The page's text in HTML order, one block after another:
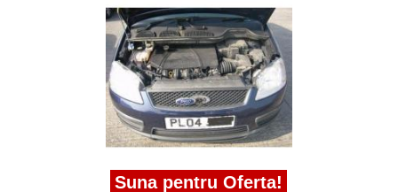
Suna pentru Oferta!